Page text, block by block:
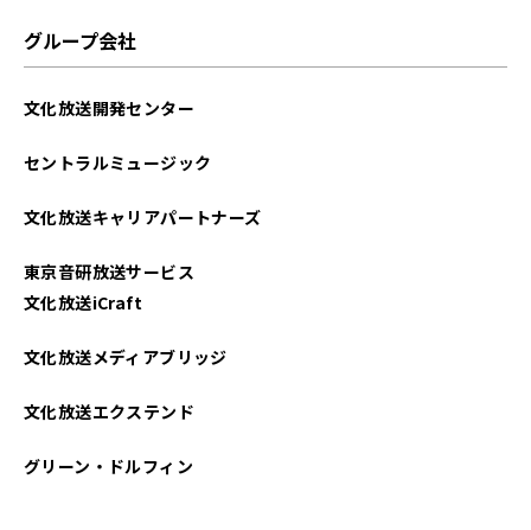
2022年01月
グループ会社
文化放送開発センター
セントラルミュージック
文化放送キャリアパートナーズ
東京音研放送サービス
文化放送iCraft
文化放送メディアブリッジ
文化放送エクステンド
グリーン・ドルフィン